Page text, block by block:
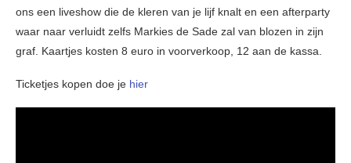
ons een liveshow die de kleren van je lijf knalt en een afterparty
waar naar verluidt zelfs Markies de Sade zal van blozen in zijn
graf. Kaartjes kosten 8 euro in voorverkoop, 12 aan de kassa.
Ticketjes kopen doe je hier